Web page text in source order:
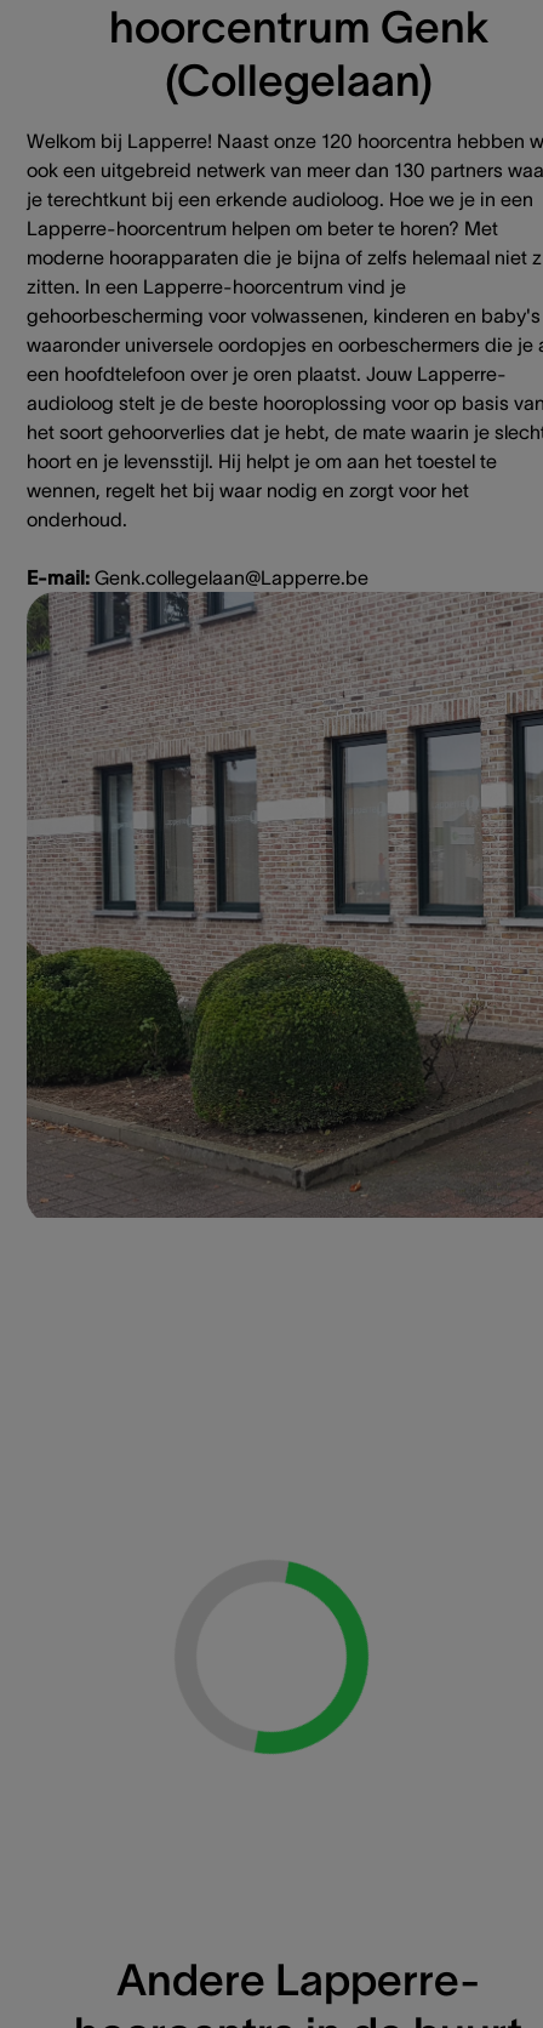
hoorcentrum Genk
(Collegelaan)
Welkom bij Lapperre! Naast onze 120 hoorcentra hebben
ook een uitgebreid netwerk van meer dan 130 partners
je terechtkunt bij een erkende audioloog. Hoe we je in een
Lapperre-hoorcentrum helpen om beter te horen? Met
moderne hoorapparaten die je bijna of zelfs helemaal niet
zitten. In een Lapperre-hoorcentrum vind je
gehoorbescherming voor volwassenen, kinderen en baby's
waaronder universele oordopjes en oorbeschermers die je
een hoofdtelefoon over je oren plaatst. Jouw Lapperre-
audioloog stelt je de beste hooroplossing voor op basis
het soort gehoorverlies dat je hebt, de mate waarin je
hoort en je levensstijl. Hij helpt je om aan het toestel te
wennen, regelt het bij waar nodig en zorgt voor het
onderhoud.
E-mail: Genk.collegelaan@Lapperre.be
Loading...
Andere Lapperre-